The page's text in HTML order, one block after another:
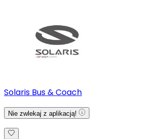
Solaris Bus & Coach
Nie zwlekaj z aplikacją!